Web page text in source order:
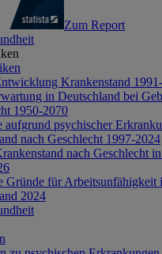
Zum Report
Krankenstand
in Deutschland bei
1950-2070
aufgrund psychischer
nach Geschlecht 1997-2024
nach Geschlecht
Gründe für Arbeitsunfähigkeit
2024